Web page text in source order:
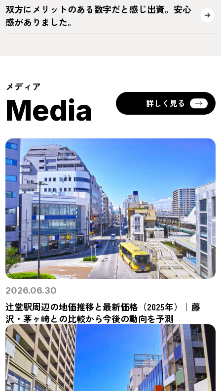
双方にメリットのある数字だと感じ出資。安心
感がありました。
メディア
Media 詳しく見る
2026.06.30
辻堂駅周辺の地価推移と最新価格（2025年）｜藤
沢・茅ヶ崎との比較から今後の動向を予測